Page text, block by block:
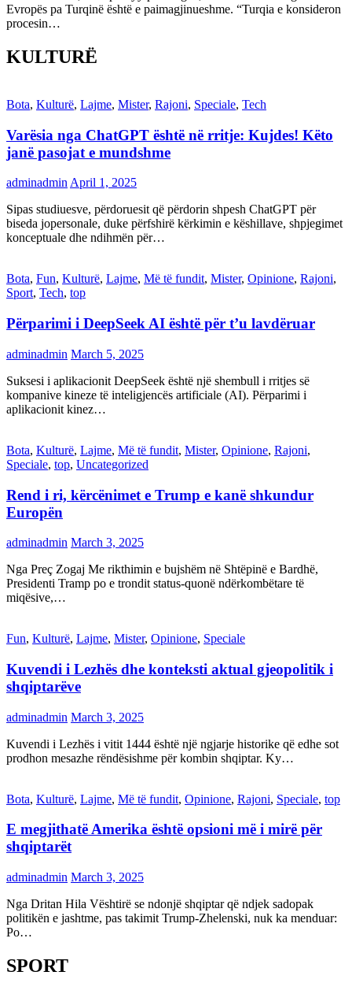
Evropës pa Turqinë është e paimagjinueshme. “Turqia e konsideron
procesin…
KULTURË
Bota, Kulturë, Lajme, Mister, Rajoni, Speciale, Tech
Varësia nga ChatGPT është në rritje: Kujdes! Këto
janë pasojat e mundshme
adminadmin April 1, 2025
Sipas studiuesve, përdoruesit që përdorin shpesh ChatGPT për
biseda jopersonale, duke përfshirë kërkimin e këshillave, shpjegimet
konceptuale dhe ndihmën për…
Bota, Fun, Kulturë, Lajme, Më të fundit, Mister, Opinione, Rajoni,
Sport, Tech, top
Përparimi i DeepSeek AI është për t’u lavdëruar
adminadmin March 5, 2025
Suksesi i aplikacionit DeepSeek është një shembull i rritjes së
kompanive kineze të inteligjencës artificiale (AI). Përparimi i
aplikacionit kinez…
Bota, Kulturë, Lajme, Më të fundit, Mister, Opinione, Rajoni,
Speciale, top, Uncategorized
Rend i ri, kërcënimet e Trump e kanë shkundur
Europën
adminadmin March 3, 2025
Nga Preç Zogaj Me rikthimin e bujshëm në Shtëpinë e Bardhë,
Presidenti Tramp po e trondit status-quonë ndërkombëtare të
miqësive,…
Fun, Kulturë, Lajme, Mister, Opinione, Speciale
Kuvendi i Lezhës dhe konteksti aktual gjeopolitik i
shqiptarëve
adminadmin March 3, 2025
Kuvendi i Lezhës i vitit 1444 është një ngjarje historike që edhe sot
prodhon mesazhe rëndësishme për kombin shqiptar. Ky…
Bota, Kulturë, Lajme, Më të fundit, Opinione, Rajoni, Speciale, top
E megjithatë Amerika është opsioni më i mirë për
shqiptarët
adminadmin March 3, 2025
Nga Dritan Hila Vështirë se ndonjë shqiptar që ndjek sadopak
politikën e jashtme, pas takimit Trump-Zhelenski, nuk ka menduar:
Po…
SPORT